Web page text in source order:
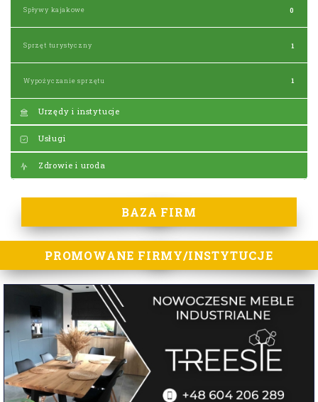
Spływy kajakowe 0
Sprzęt turystyczny 1
Wypożyczanie sprzętu 1
Urzędy i instytucje
Usługi
Zdrowie i uroda
BAZA FIRM
PROMOWANE FIRMY/INSTYTUCJE